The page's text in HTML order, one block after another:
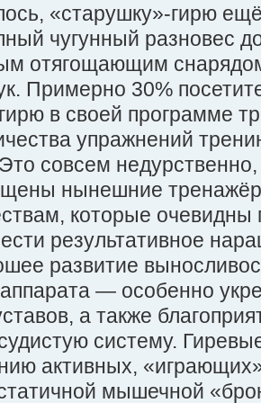
«старушку»-гирю
чугунный разновес
отягощающим
Примерно 30%
в своей программе
упражнений
совсем
нынешние
которые очевидны
результативное
развитие
— особенно
а также
систему.
активных,
мышечной